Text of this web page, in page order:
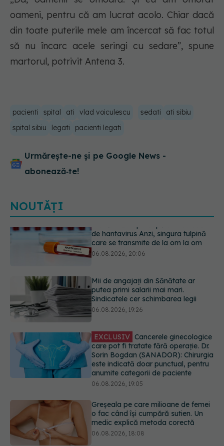
oameni, pentru că am lucrat acolo. Chiar dacă
din toate puterile mele am încercat să fac totul
să nu încarc acele seringi cu sedare”, spune
martorul, potrivit Antena 3.
pacienti spital ati vlad voiculescu sedati
ati sibiu
spital sibiu
legati pacienti legati
Urmărește-ne și pe Google News -
abonează‑te!
NOUTĂȚI
Mii de angajați din Sănătate ar
putea primi salarii mai mari.
Sindicatele cer schimbarea legii
EXCLUSIV Cancerele ginecologice
care pot fi tratate fără operație. Dr.
Sorin Bogdan (SANADOR): Chirurgia
anumite categorii de paciente
06.08.2026, 19:05
Greșeala pe care milioane de femei
o fac când își cumpără sutien. Un
medic explică metoda corectă
Colebil și Panzcebil, blocate
temporar în farmacii. ANMDMR
explică de ce a luat măsura